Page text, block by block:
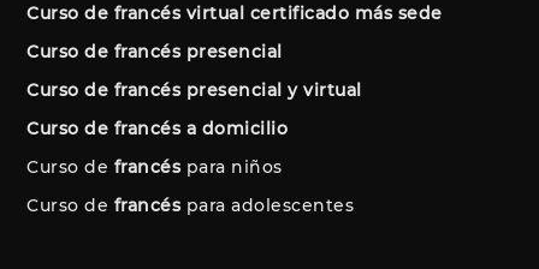
Curso de francés virtual certificado más sede
Curso de francés presencial
Curso de francés presencial y virtual
Curso de francés a domicilio
Curso de francéspara niños
Curso de francéspara adolescentes